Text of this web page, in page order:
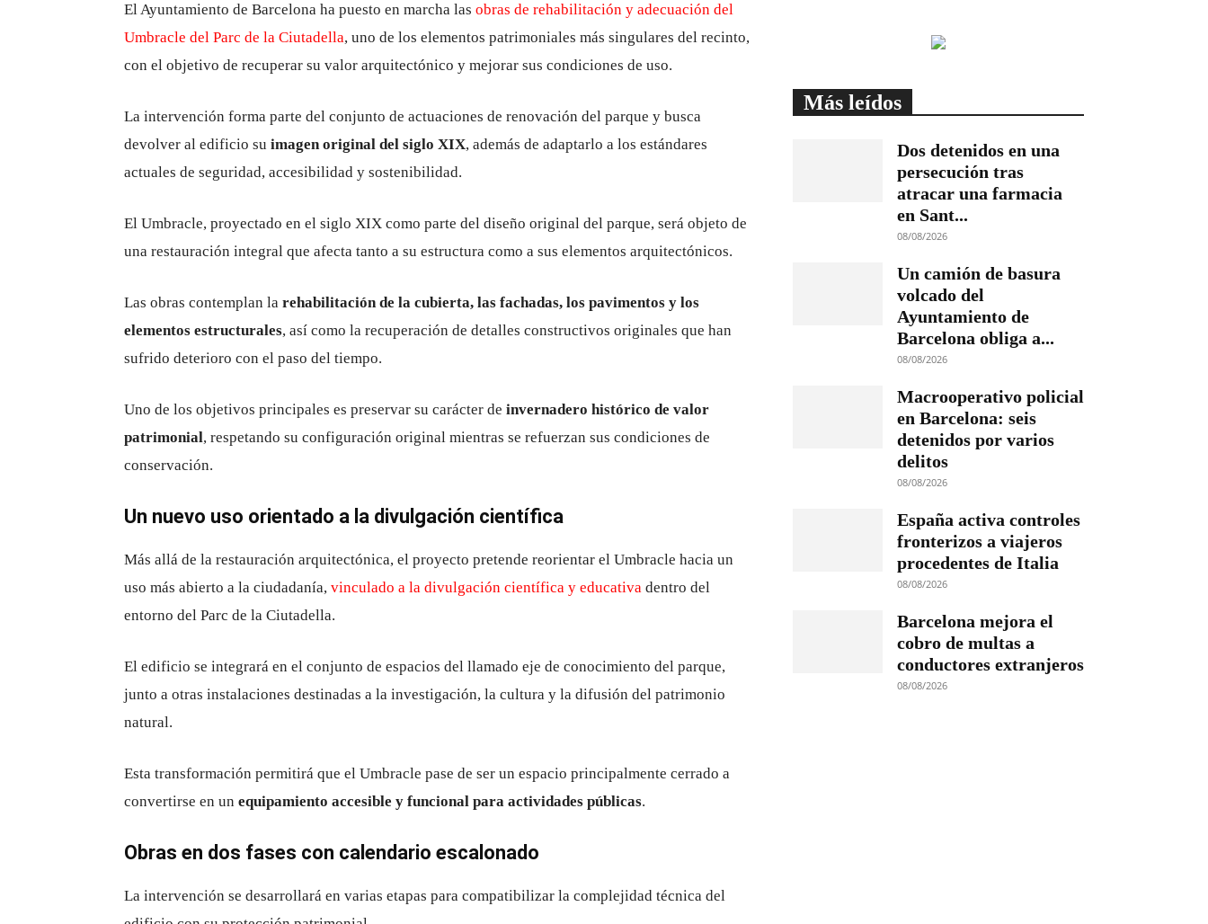
El Ayuntamiento de Barcelona ha puesto en marcha las obras de rehabilitación y adecuación del
Umbracle del Parc de la Ciutadella, uno de los elementos patrimoniales más singulares del recinto,
con el objetivo de recuperar su valor arquitectónico y mejorar sus condiciones de uso.
La intervención forma parte del conjunto de actuaciones de renovación del parque y busca
devolver al edificio su imagen original del siglo XIX, además de adaptarlo a los estándares
actuales de seguridad, accesibilidad y sostenibilidad.
El Umbracle, proyectado en el siglo XIX como parte del diseño original del parque, será objeto de
una restauración integral que afecta tanto a su estructura como a sus elementos arquitectónicos.
Las obras contemplan la rehabilitación de la cubierta, las fachadas, los pavimentos y los
elementos estructurales, así como la recuperación de detalles constructivos originales que han
sufrido deterioro con el paso del tiempo.
Uno de los objetivos principales es preservar su carácter de invernadero histórico de valor
patrimonial, respetando su configuración original mientras se refuerzan sus condiciones de
conservación.
Un nuevo uso orientado a la divulgación científica
Más allá de la restauración arquitectónica, el proyecto pretende reorientar el Umbracle hacia un
uso más abierto a la ciudadanía, vinculado a la divulgación científica y educativa dentro del
entorno del Parc de la Ciutadella.
El edificio se integrará en el conjunto de espacios del llamado eje de conocimiento del parque,
junto a otras instalaciones destinadas a la investigación, la cultura y la difusión del patrimonio
natural.
Esta transformación permitirá que el Umbracle pase de ser un espacio principalmente cerrado a
convertirse en un equipamiento accesible y funcional para actividades públicas.
Obras en dos fases con calendario escalonado
La intervención se desarrollará en varias etapas para compatibilizar la complejidad técnica del
Más leídos
Dos detenidos en una
persecución tras
atracar una farmacia
en Sant...
08/08/2026
Un camión de basura
volcado del
Ayuntamiento de
Barcelona obliga a...
08/08/2026
Macrooperativo policial
en Barcelona: seis
detenidos por varios
delitos
08/08/2026
España activa controles
fronterizos a viajeros
procedentes de Italia
08/08/2026
Barcelona mejora el
cobro de multas a
conductores extranjeros
08/08/2026